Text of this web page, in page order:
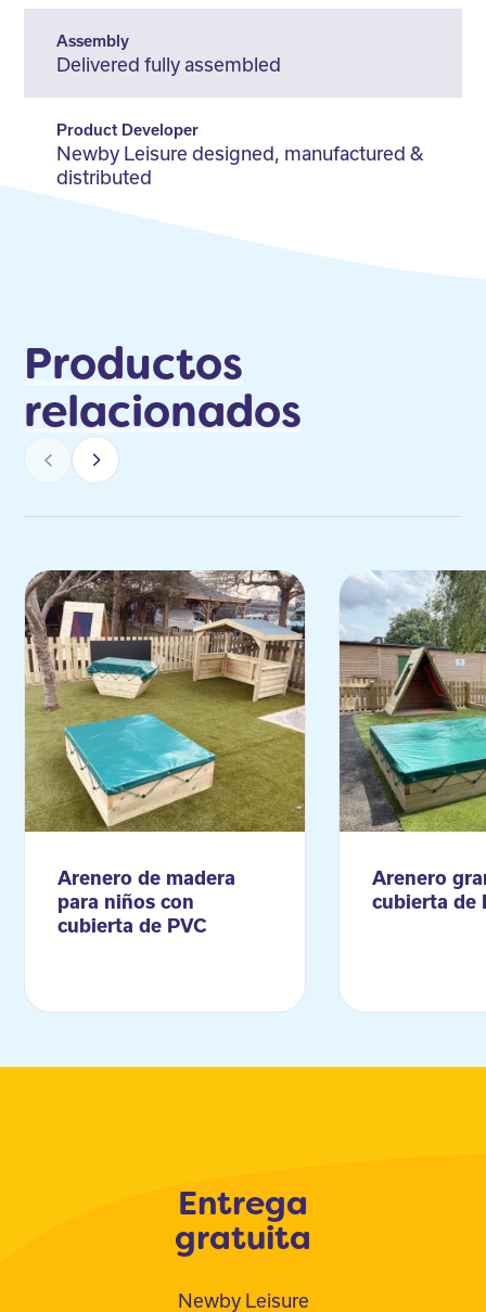
Assembly
Delivered fully assembled
Product Developer
Newby Leisure designed, manufactured &
distributed
Productos
relacionados
Arenero de madera
para niños con
cubierta de PVC
Arenero
cubierta de
Entrega
gratuita
Newby Leisure